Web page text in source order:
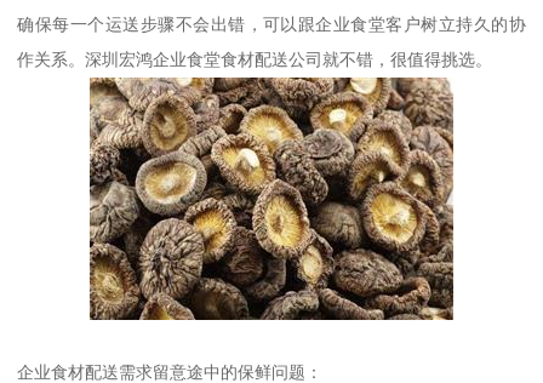
确保每一个运送步骤不会出错，可以跟企业食堂客户树立持久的协
作关系。深圳宏鸿企业食堂食材配送公司就不错，很值得挑选。
企业食材配送需求留意途中的保鲜问题：